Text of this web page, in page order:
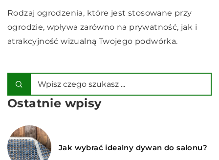
Rodzaj ogrodzenia, które jest stosowane przy
ogrodzie, wpływa zarówno na prywatność, jak i
atrakcyjność wizualną Twojego podwórka.
Ostatnie wpisy
Jak wybrać idealny dywan do salonu?